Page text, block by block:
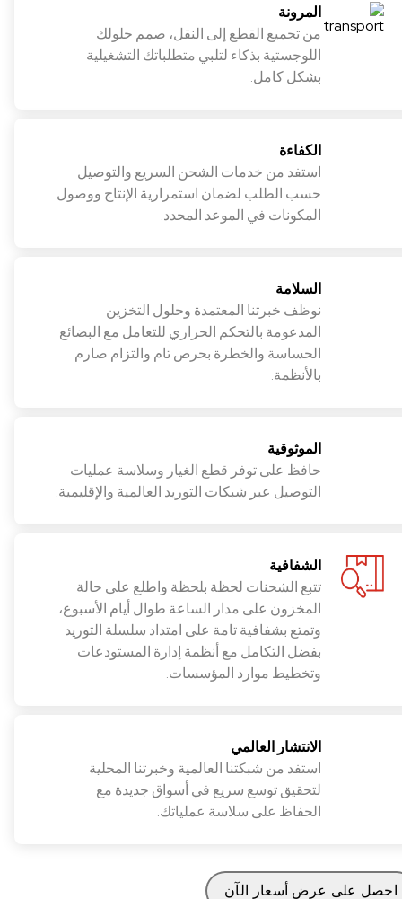
المرونة
من تجميع القطع إلى النقل، صمم حلولك
اللوجستية بذكاء لتلبي متطلباتك التشغيلية
بشكل كامل.
الكفاءة
استفد من خدمات الشحن السريع والتوصيل
حسب الطلب لضمان استمرارية الإنتاج ووصول
المكونات في الموعد المحدد.
السلامة
نوظف خبرتنا المعتمدة وحلول التخزين
المدعومة بالتحكم الحراري للتعامل مع البضائع
الحساسة والخطرة بحرص تام والتزام صارم
بالأنظمة.
الموثوقية
حافظ على توفر قطع الغيار وسلاسة عمليات
التوصيل عبر شبكات التوريد العالمية والإقليمية.
الشفافية
تتبع الشحنات لحظة بلحظة واطلع على حالة
المخزون على مدار الساعة طوال أيام الأسبوع،
وتمتع بشفافية تامة على امتداد سلسلة التوريد
بفضل التكامل مع أنظمة إدارة المستودعات
وتخطيط موارد المؤسسات.
الانتشار العالمي
استفد من شبكتنا العالمية وخبرتنا المحلية
لتحقيق توسع سريع في أسواق جديدة مع
الحفاظ على سلاسة عملياتك.
احصل على عرض أسعار الآن